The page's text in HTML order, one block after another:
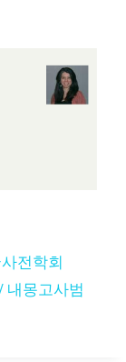
전학회
내몽고사범